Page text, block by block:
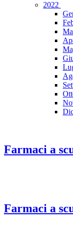
2022
Farmaci a
Farmaci a